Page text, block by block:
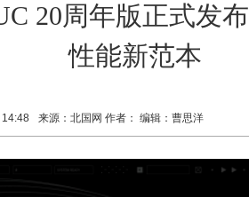
20周年版正式发
性能新范本
来源： 北国网 作者： 编辑： 曹思洋